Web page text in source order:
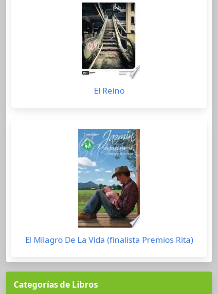
El Reino
El Milagro De La Vida (finalista Premios Rita)
Categorías de Libros